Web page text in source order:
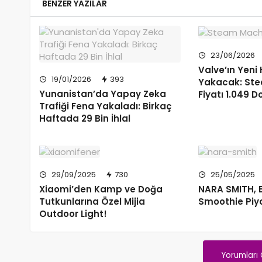
BENZER YAZILAR
19/01/2026 393
Yunanistan’da Yapay Zeka
Trafiği Fena Yakaladı: Birkaç
Haftada 29 Bin İhlal
23/06/2026
Valve’ın
Yakacak:
Fiyatı 1.049
29/09/2025 730
Xiaomi’den Kamp ve Doğa
Tutkunlarına Özel Mijia
Outdoor Light!
25/05/2025
NARA SMITH,
Smoothie